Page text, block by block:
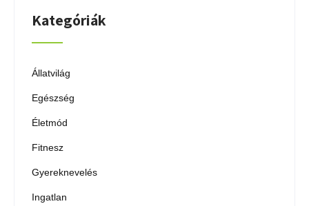
Kategóriák
Állatvilág
Egészség
Életmód
Fitnesz
Gyereknevelés
Ingatlan